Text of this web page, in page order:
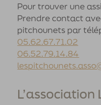
Pour trouver une
Prendre contact
pitchounets par
05.62.67.71.02
06.52.79.14.84
L’association